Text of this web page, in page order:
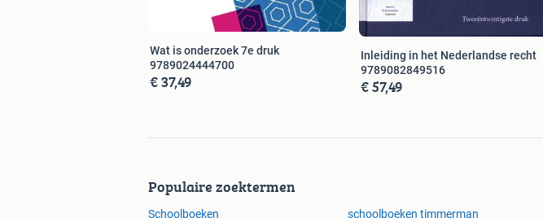
Wat is onderzoek 7e druk
9789024444700
€ 37,49
Inleiding in het Nederlandse recht
9789082849516
€ 57,49
Populaire zoektermen
Schoolboeken schoolboeken timmerman